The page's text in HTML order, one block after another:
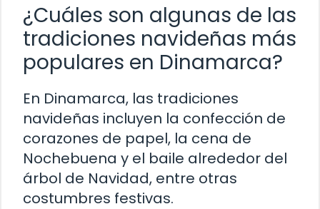
¿Cuáles son algunas de las
tradiciones navideñas más
populares en Dinamarca?
En Dinamarca, las tradiciones
navideñas incluyen la confección de
corazones de papel, la cena de
Nochebuena y el baile alrededor del
árbol de Navidad, entre otras
costumbres festivas.